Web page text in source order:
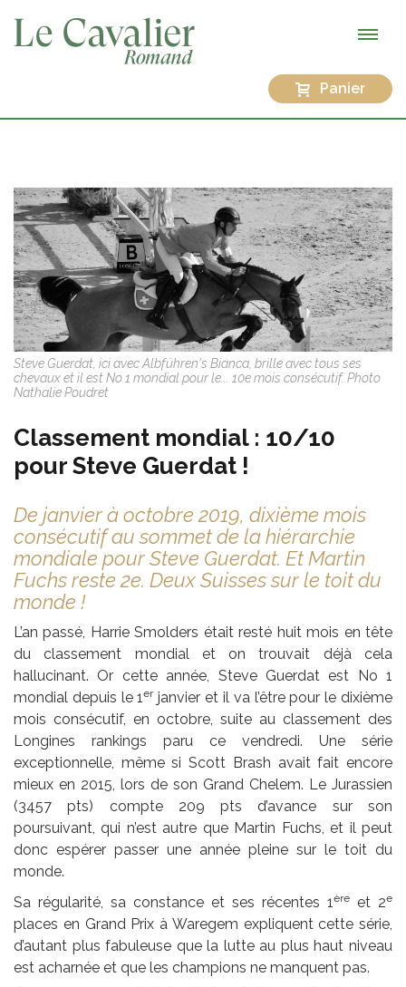
Panier
Steve Guerdat, ici avec Albführen's Bianca, brille avec tous ses
chevaux et il est No 1 mondial pour le... 10e mois consécutif. Photo
Nathalie Poudret
Classement mondial : 10/10
pour Steve Guerdat !
De janvier à octobre 2019, dixième mois
consécutif au sommet de la hiérarchie
mondiale pour Steve Guerdat. Et Martin
Fuchs reste 2e. Deux Suisses sur le toit du
monde !
L’an passé, Harrie Smolders était resté huit mois en tête
du classement mondial et on trouvait déjà cela
hallucinant. Or cette année, Steve Guerdat est No 1
mondial depuis le 1erjanvier et il va l’être pour le dixième
mois consécutif, en octobre, suite au classement des
Longines rankings paru ce vendredi. Une série
exceptionnelle, même si Scott Brash avait fait encore
mieux en 2015, lors de son Grand Chelem. Le Jurassien
(3457 pts) compte 209 pts d’avance sur son
poursuivant, qui n’est autre que Martin Fuchs, et il peut
donc espérer passer une année pleine sur le toit du
monde.
Sa régularité, sa constance et ses récentes 1ère et 2e
places en Grand Prix à Waregem expliquent cette série,
d’autant plus fabuleuse que la lutte au plus haut niveau
est acharnée et que les champions ne manquent pas.